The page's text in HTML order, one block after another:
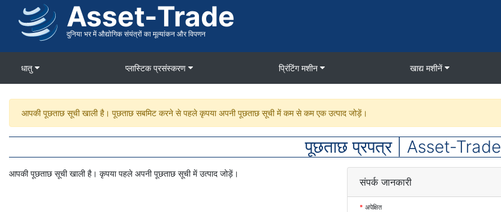
Asset-Trade
दुनिया भर में औद्योगिक संयंत्रों का मूल्यांकन और विपणन
धातु प्लास्टिक प्रसंस्करण प्रिंटिंग मशीन खाद्य मशीनें
चेतावनी
संदेश
आपकी पूछताछ सूची खाली है। पूछताछ सबमिट करने से पहले कृपया अपनी पूछताछ सूची में कम से कम एक उत्पाद जोड़ें।
पूछताछ प्रपत्र | Asset-Trade
आपकी पूछताछ सूची खाली है। कृपया पहले अपनी पूछताछ सूची में उत्पाद जोड़ें।
संपर्क जानकारी
* अपेक्षित